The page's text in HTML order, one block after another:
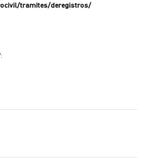
tramites/deregistros/